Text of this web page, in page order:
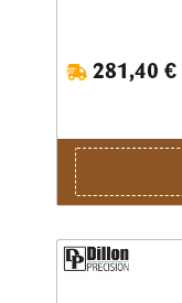
281,40 €